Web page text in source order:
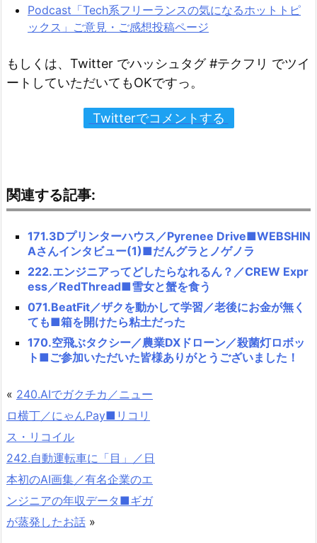
Podcast「Tech系フリーランスの気になるホットトピ
ックス」ご意見・ご感想投稿ページ
もしくは、Twitter でハッシュタグ #テクフリ でツイ
ートしていただいてもOKですっ。
Twitterでコメントする
関連する記事:
171.3Dプリンターハウス／Pyrenee Drive■WEBSHIN
Aさんインタビュー(1)■だんグラとノゲノラ
222.エンジニアってどしたらなれるん？／CREW Expr
ess／RedThread■雪女と蟹を食う
071.BeatFit／ザクを動かして学習／老後にお金が無く
ても■箱を開けたら粘土だった
170.空飛ぶタクシー／農業DXドローン／殺菌灯ロボッ
ト■ご参加いただいた皆様ありがとうございました！
« 240.AIでガクチカ／ニュー
ロ横丁／にゃんPay■リコリ
ス・リコイル
242.自動運転車に「目」／日
本初のAI画集／有名企業のエ
ンジニアの年収データ■ギガ
が蒸発したお話 »